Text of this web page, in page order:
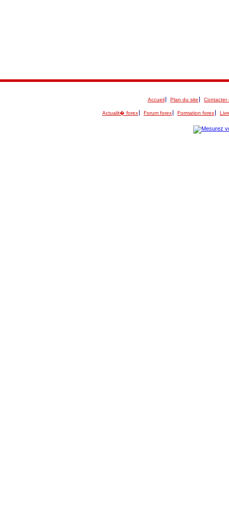
Accueil Plan du site Contacter
Actualit� forex Forum forex Formation forex